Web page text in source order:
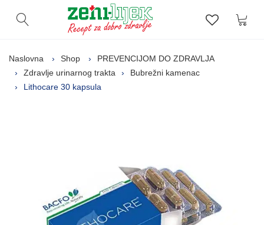
Otvori pretragu Lista
Naslovna Shop
PREVENCIJOM DO ZDRAVLJA
Zdravlje urinarnog trakta
Bubrežni kamenac
Lithocare 30 kapsula